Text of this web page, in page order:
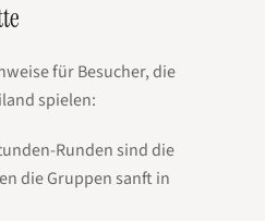
für Besucher, die
spielen:
Runden sind die
die Gruppen sanft in